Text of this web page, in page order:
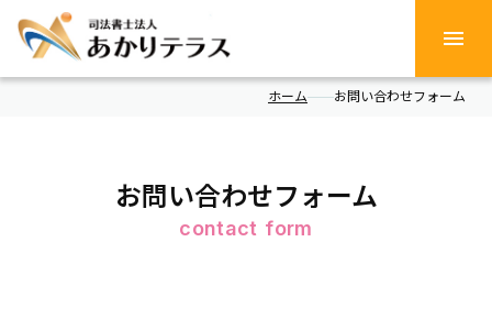
menu
ホーム お問い合わせフォーム
お問い合わせフォーム
contact form